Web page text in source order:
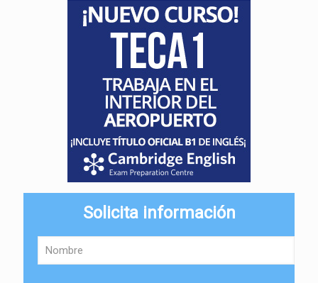
Solicita información